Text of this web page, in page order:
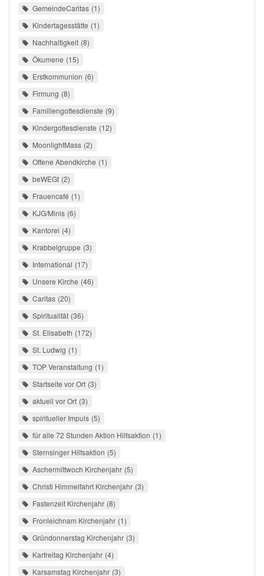
GemeindeCaritas 1
Kindertagesstätte 1
Nachhaltigkeit 8
Ökumene 15
Erstkommunion 6
Firmung 8
Familiengottesdienste 9
Kindergottesdienste 12
MoonlightMass 2
Offene Abendkirche 1
beWEGt 2
Frauencafé 1
KJG/Minis 6
Kantorei 4
Krabbelgruppe 3
International 17
Unsere Kirche 46
Caritas 20
Spiritualität 36
St. Elisabeth 172
St. Ludwig 1
TOP Veranstaltung 1
Startseite vor Ort 3
aktuell vor Ort 3
spiritueller Impuls 5
für alle 72 Stunden Aktion Hilfsaktion 1
Sternsinger Hilfsaktion 5
Aschermittwoch Kirchenjahr 5
Christi Himmelfahrt Kirchenjahr 3
Fastenzeit Kirchenjahr 8
Fronleichnam Kirchenjahr 1
Gründonnerstag Kirchenjahr 3
Karfreitag Kirchenjahr 4
Karsamstag Kirchenjahr 3